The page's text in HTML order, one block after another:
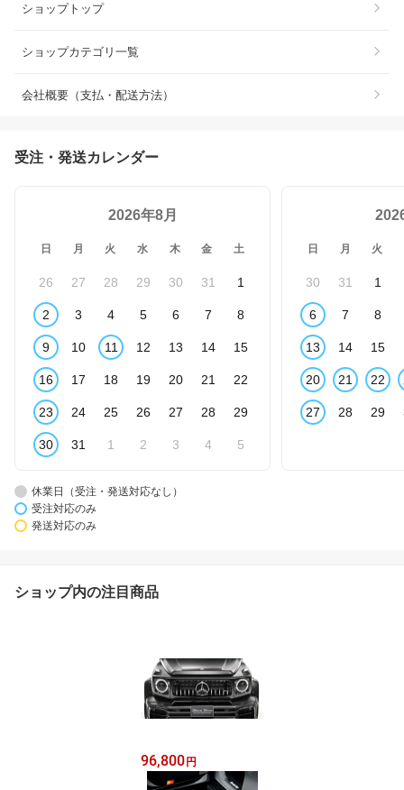
ショップトップ
ショップカテゴリ一覧
会社概要（支払・配送方法）
受注・発送カレンダー
2026年8月
日 月 火 水 木 金 土
26 27 28 29 30 31 1
2 3 4 5 6 7 8
9 10 11 12 13 14 15
16 17 18 19 20 21 22
23 24 25 26 27 28 29
30 31 1 2 3 4 5
日 月 火
30 31 1
6 7 8
13 14 15
20 21 22
27 28 29
休業日（受注・発送対応なし）
受注対応のみ
発送対応のみ
ショップ内の注目商品
96,800 円